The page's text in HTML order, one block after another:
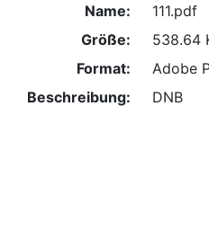
Name:
111.pdf
Größe:
538.64
Format:
Adobe
Beschreibung:
DNB